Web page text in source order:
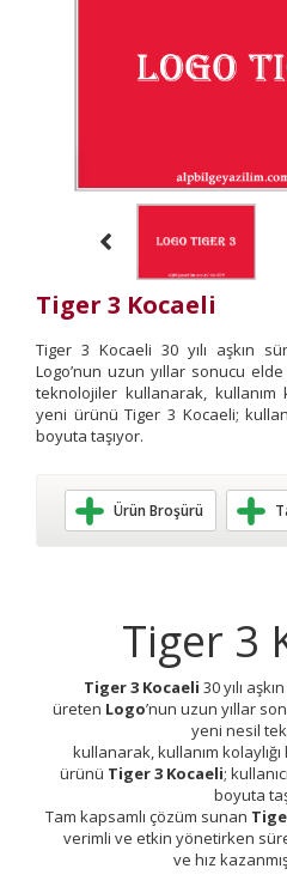
Tiger 3 Kocaeli
Tiger 3 Kocaeli 30 yılı aşkın
Logo’nun uzun yıllar sonucu
teknolojiler kullanarak, kullanım
yeni ürünü Tiger 3 Kocaeli;
boyuta taşıyor.
Ürün Broşürü
Tiger 3
Tiger 3 Kocaeli 30 yılı
üreten Logo’nun uzun yıllar
yeni nesil
kullanarak, kullanım
ürünü Tiger 3 Kocaeli;
boyuta
Tam kapsamlı çözüm sunan
verimli ve etkin yönetirken
ve hız